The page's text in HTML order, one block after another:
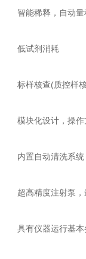
智能稀释，自动量
低试剂消耗
标样核查(质控样
模块化设计，操作
内置自动清洗系统
超高精度注射泵，
具有仪器运行基本